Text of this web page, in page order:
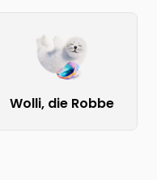
Wolli, die Robbe